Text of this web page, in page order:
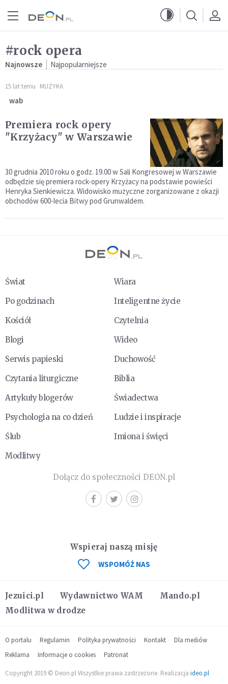
#rock opera
Najnowsze Najpopularniejsze
15 lat temu MUZYKA
wab
Premiera rock opery
"Krzyżacy" w Warszawie
30 grudnia 2010 roku o godz. 19.00 w Sali Kongresowej w Warszawie
odbędzie się premiera rock-opery Krzyżacy na podstawie powieści
Henryka Sienkiewicza. Widowisko muzyczne zorganizowane z okazji
obchodów 600-lecia Bitwy pod Grunwaldem.
Świat
Wiara
Po godzinach
Inteligentne życie
Kościół
Czytelnia
Blogi
Wideo
Serwis papieski
Duchowość
Czytania liturgiczne
Biblia
Artykuły blogerów
Świadectwa
Psychologia na co dzień
Ludzie i inspiracje
Ślub
Imiona i święci
Modlitwy
Dołącz do społeczności DEON.pl
Jezuici.pl Wydawnictwo WAM
Mando.pl
Modlitwa w drodze
Wspieraj naszą misję
WSPOMÓŻ NAS
O portalu Regulamin Polityka prywatności Kontakt
Dla mediów
Reklama
Informacje o cookies Patronat
Copyright 2019 © Deon.pl Wszystkie prawa zastrzeżone. Realizacja ideo.pl